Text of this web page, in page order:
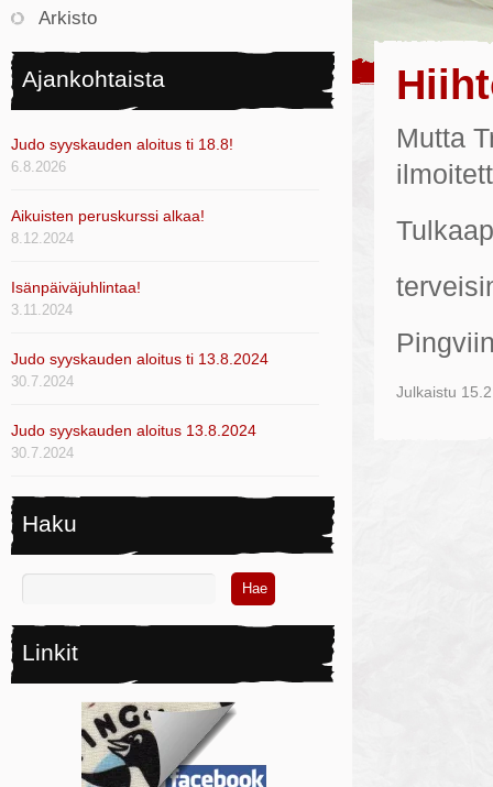
Arkisto
Ajankohtaista
Judo syyskauden aloitus ti 18.8!
6.8.2026
Aikuisten peruskurssi alkaa!
8.12.2024
Isänpäiväjuhlintaa!
3.11.2024
Judo syyskauden aloitus ti 13.8.2024
30.7.2024
Judo syyskauden aloitus 13.8.2024
30.7.2024
Haku
Linkit
Mutta
Julkaistu